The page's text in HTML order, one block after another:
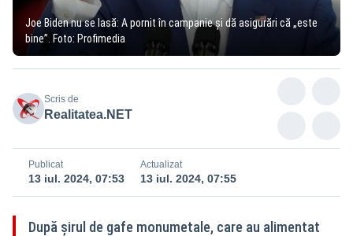
Joe Biden nu se lasă: A pornit în campanie și dă asigurări că „este
bine”. Foto: Profimedia
Scris de
Realitatea.NET
Publicat
13 iul. 2024, 07:53
Actualizat
13 iul. 2024, 07:55
După șirul de gafe monumetale, care au alimentat